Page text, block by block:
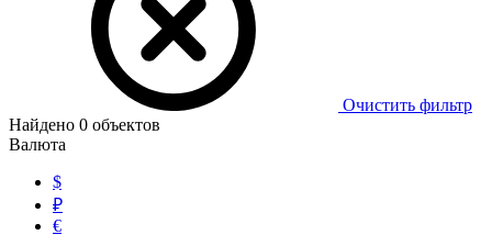
Очистить фильтр
Найдено 0 объектов
Валюта
$
₽
€